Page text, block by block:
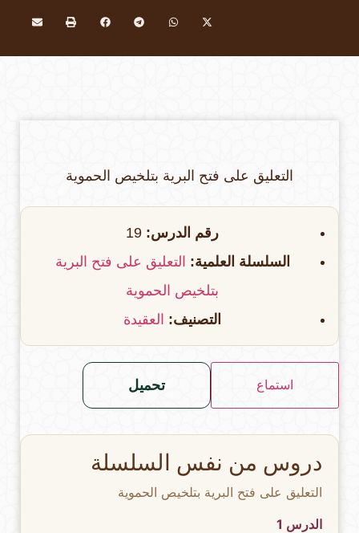
التعليق على فتح البرية بتلخيص الحموية
رقم الدرس: 19
السلسلة العلمية: التعليق على فتح البرية
بتلخيص الحموية
التصنيف: العقيدة
استماع تحميل
دروس من نفس السلسلة
التعليق على فتح البرية بتلخيص الحموية
الدرس 1